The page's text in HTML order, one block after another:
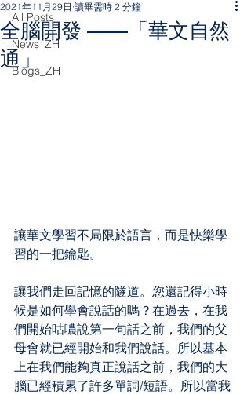
All Posts
News_ZH
Blogs_ZH
全腦開發 ——「華文自然
通」
2021年11月29日 讀畢需時 2 分鐘
讓華文學習不局限於語言，而是快樂學
習的一把鑰匙。
讓我們走回記憶的隧道。您還記得小時
候是如何學會說話的嗎？在過去，在我
們開始咕噥說第一句話之前，我們的父
母會就已經開始和我們說話。所以基本
上在我們能夠真正說話之前，我們的大
腦已經積累了許多單詞/短語。所以當我